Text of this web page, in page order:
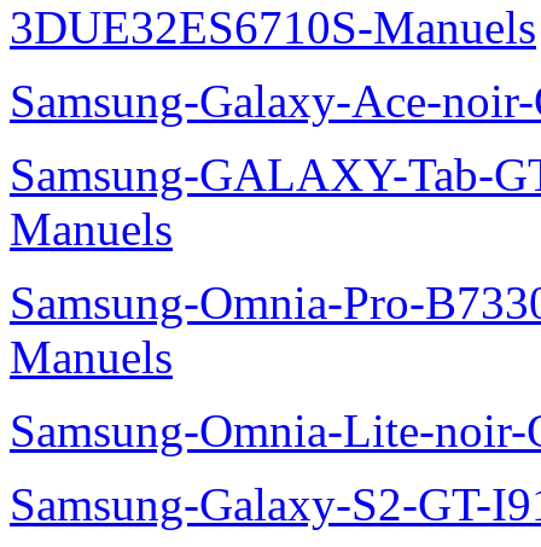
3DUE32ES6710S-Manuels
Samsung-Galaxy-Ace-
Samsung-GALAXY-Tab-
Manuels
Samsung-Omnia-Pro-
Manuels
Samsung-Omnia-Lite-
Samsung-Galaxy-S2-GT-